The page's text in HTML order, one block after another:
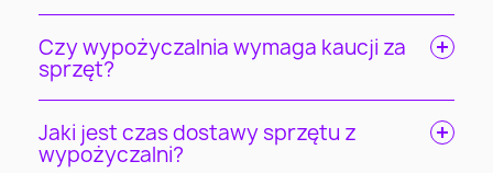
Czy wypożyczalnia wymaga kaucji za
sprzęt?
Jaki jest czas dostawy sprzętu z
wypożyczalni?